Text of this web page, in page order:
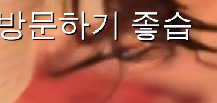
문하기 좋습